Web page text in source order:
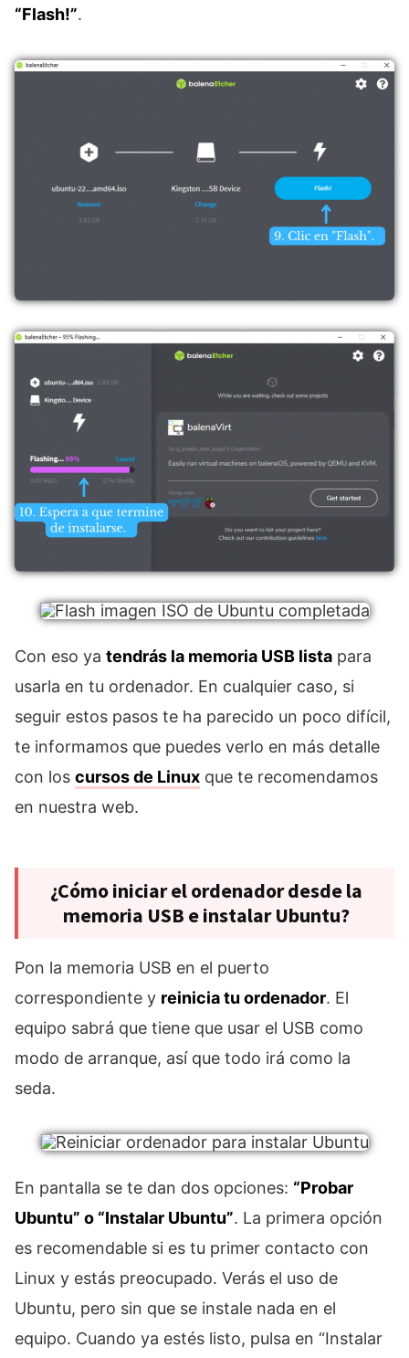
“Flash!”.
Con eso ya tendrás la memoria USB lista para
usarla en tu ordenador. En cualquier caso, si
seguir estos pasos te ha parecido un poco difícil,
te informamos que puedes verlo en más detalle
con los cursos de Linux que te recomendamos
en nuestra web.
¿Cómo iniciar el ordenador desde la
memoria USB e instalar Ubuntu?
Pon la memoria USB en el puerto
correspondiente y reinicia tu ordenador. El
equipo sabrá que tiene que usar el USB como
modo de arranque, así que todo irá como la
seda.
En pantalla se te dan dos opciones: “Probar
Ubuntu” o “Instalar Ubuntu”. La primera opción
es recomendable si es tu primer contacto con
Linux y estás preocupado. Verás el uso de
Ubuntu, pero sin que se instale nada en el
equipo. Cuando ya estés listo, pulsa en “Instalar